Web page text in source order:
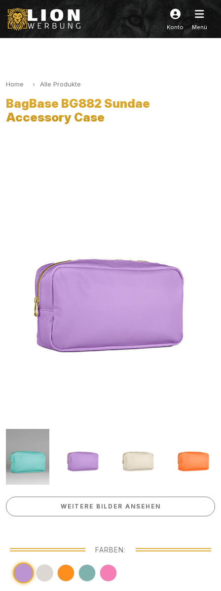
Konto Menü
Home Alle Produkte
BagBase BG882 Sundae
Accessory Case
WEITERE BILDER ANSEHEN
WEITERE BILDER ANSEHEN
FARBEN: